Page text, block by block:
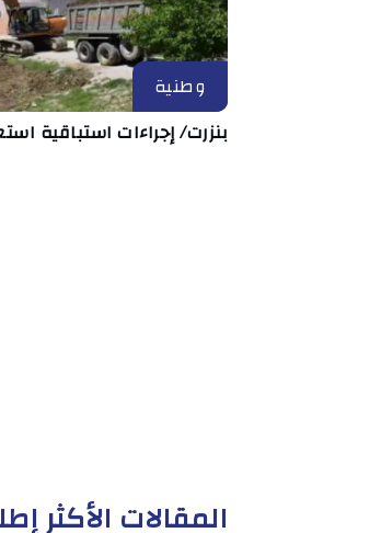
وطنية
بنزرت/ إجراءات استباقية
المقالات الأكثر